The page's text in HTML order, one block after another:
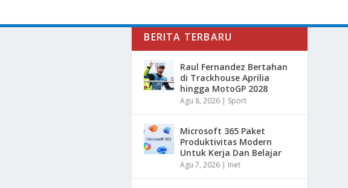
BERITA TERBARU
Raul Fernandez Bertahan
di Trackhouse Aprilia
hingga MotoGP 2028
Agu 8, 2026 | Sport
Microsoft 365 Paket
Produktivitas Modern
Untuk Kerja Dan Belajar
Agu 7, 2026 | Inet